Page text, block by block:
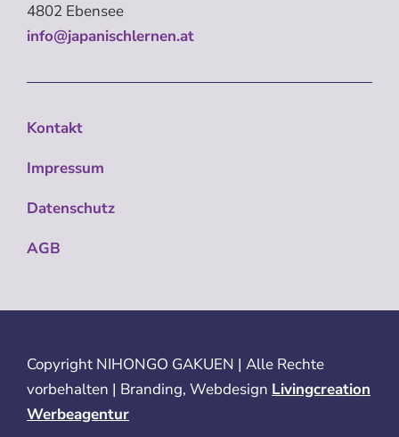
4802 Ebensee
info@japanischlernen.at
Kontakt
Impressum
Datenschutz
AGB
Copyright NIHONGO GAKUEN | Alle Rechte
vorbehalten | Branding, Webdesign Livingcreation
Werbeagentur